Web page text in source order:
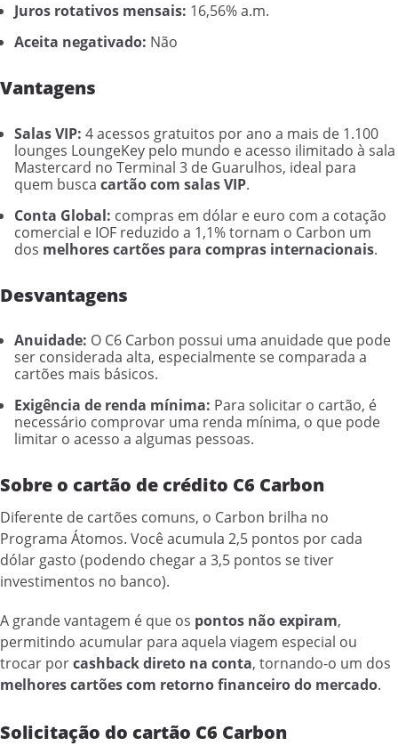
Juros rotativos mensais: 16,56% a.m.
Aceita negativado: Não
Vantagens
Salas VIP: 4 acessos gratuitos por ano a mais de 1.100
lounges LoungeKey pelo mundo e acesso ilimitado à sala
Mastercard no Terminal 3 de Guarulhos, ideal para
quem busca cartão com salas VIP.
Conta Global: compras em dólar e euro com a cotação
comercial e IOF reduzido a 1,1% tornam o Carbon um
dos melhores cartões para compras internacionais.
Desvantagens
Anuidade: O C6 Carbon possui uma anuidade que pode
ser considerada alta, especialmente se comparada a
cartões mais básicos.
Exigência de renda mínima: Para solicitar o cartão, é
necessário comprovar uma renda mínima, o que pode
limitar o acesso a algumas pessoas.
Sobre o cartão de crédito C6 Carbon
Diferente de cartões comuns, o Carbon brilha no
Programa Átomos. Você acumula 2,5 pontos por cada
dólar gasto (podendo chegar a 3,5 pontos se tiver
investimentos no banco).
A grande vantagem é que os pontos não expiram,
permitindo acumular para aquela viagem especial ou
trocar porcashback direto na conta, tornando-o um dos
melhores cartões com retorno financeiro do mercado.
Solicitação do cartão C6 Carbon